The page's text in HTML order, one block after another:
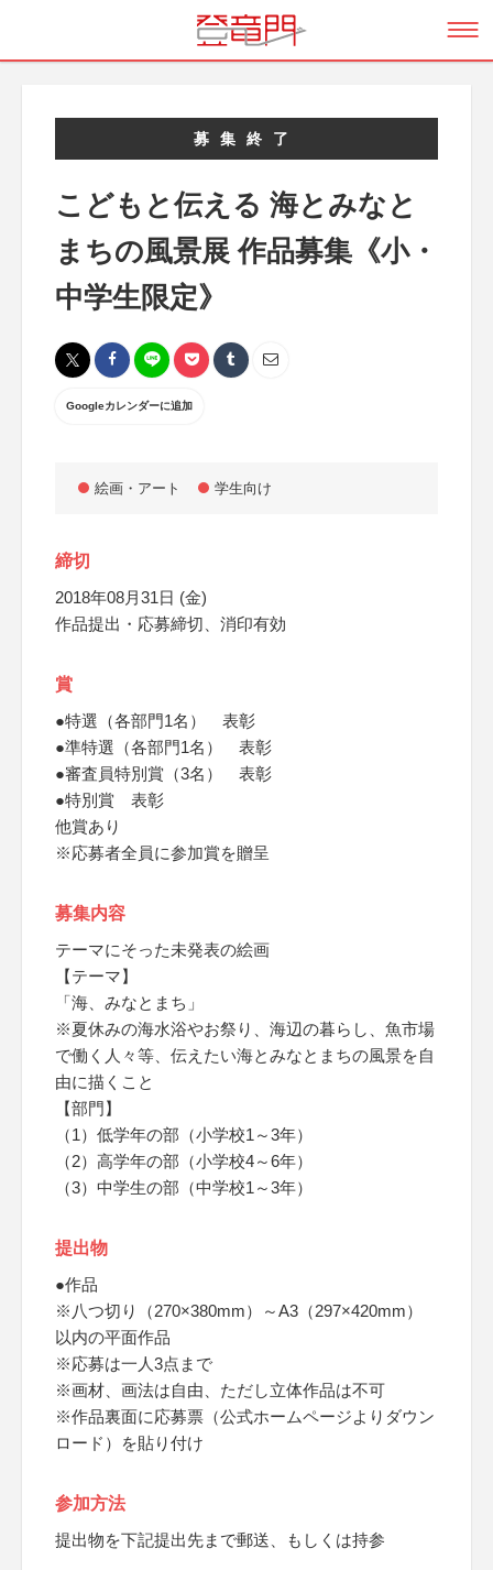
募集終了
こどもと伝える 海とみなと
まちの風景展 作品募集《小・
中学生限定》
Googleカレンダーに追加
絵画・アート 学生向け
締切
2018年08月31日 (金)
作品提出・応募締切、消印有効
賞
●特選（各部門1名） 表彰
●準特選（各部門1名） 表彰
●審査員特別賞（3名） 表彰
●特別賞 表彰
他賞あり
※応募者全員に参加賞を贈呈
募集内容
テーマにそった未発表の絵画
【テーマ】
「海、みなとまち」
※夏休みの海水浴やお祭り、海辺の暮らし、魚市場
で働く人々等、伝えたい海とみなとまちの風景を自
由に描くこと
【部門】
（1）低学年の部（小学校1～3年）
（2）高学年の部（小学校4～6年）
（3）中学生の部（中学校1～3年）
提出物
●作品
※八つ切り（270×380mm）～A3（297×420mm）
以内の平面作品
※応募は一人3点まで
※画材、画法は自由、ただし立体作品は不可
※作品裏面に応募票（公式ホームページよりダウン
ロード）を貼り付け
参加方法
提出物を下記提出先まで郵送、もしくは持参